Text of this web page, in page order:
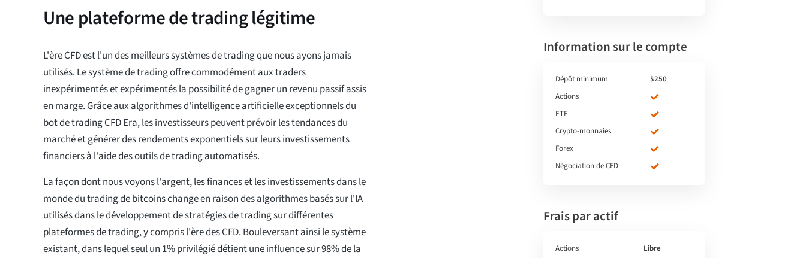
Une plateforme de trading légitime
L'ère CFD est l'un des meilleurs systèmes de trading que nous ayons jamais
utilisés. Le système de trading offre commodément aux traders
inexpérimentés et expérimentés la possibilité de gagner un revenu passif assis
en marge. Grâce aux algorithmes d'intelligence artificielle exceptionnels du
bot de trading CFD Era, les investisseurs peuvent prévoir les tendances du
marché et générer des rendements exponentiels sur leurs investissements
financiers à l'aide des outils de trading automatisés.
La façon dont nous voyons l'argent, les finances et les investissements dans le
monde du trading de bitcoins change en raison des algorithmes basés sur l'IA
utilisés dans le développement de stratégies de trading sur différentes
plateformes de trading, y compris l'ère des CFD. Bouleversant ainsi le système
existant, dans lequel seul un 1% privilégié détient une influence sur 98% de la
Information sur le compte
Dépôt minimum
$250
Actions
ETF
Crypto-monnaies
Forex
Négociation de CFD
Frais par actif
Actions
Libre